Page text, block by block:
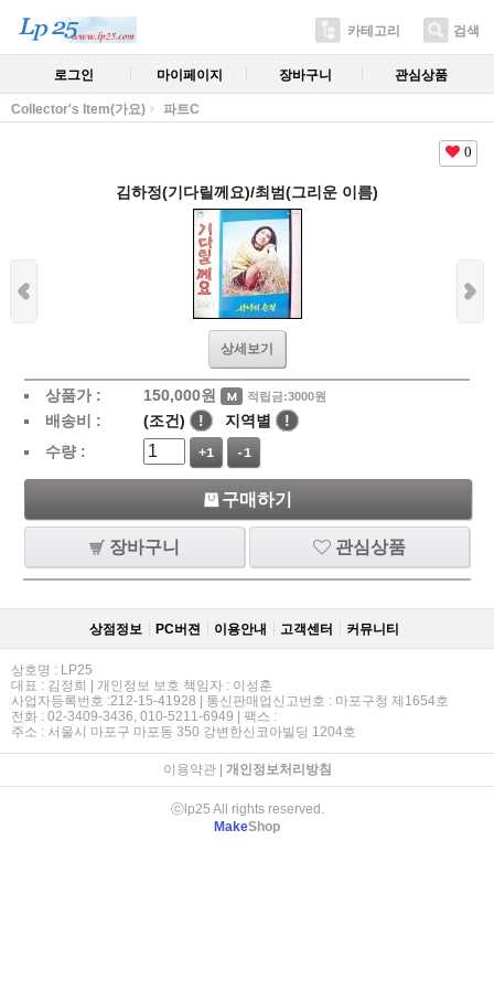
카테고리 검색
로그인 마이페이지 장바구니 관심상품
Collector's Item(가요) 파트C
0
김하정(기다릴께요)/최범(그리운 이름)
상세보기
상품가 : 150,000원 적립금:3000원
배송비 : (조건) ! 지역별
!
수량 :
+1 -1
구매하기
장바구니 관심상품
상점정보 PC버젼 이용안내 고객센터 커뮤니티
상호명 : LP25
대표 : 김정희 | 개인정보 보호 책임자 : 이성훈
사업자등록번호 :212-15-41928 | 통신판매업신고번호 : 마포구청 제1654호
전화 : 02-3409-3436, 010-5211-6949 | 팩스 :
주소 : 서울시 마포구 마포동 350 강변한신코아빌딩 1204호
이용약관| 개인정보처리방침
ⓒlp25 All rights reserved.
MakeShop